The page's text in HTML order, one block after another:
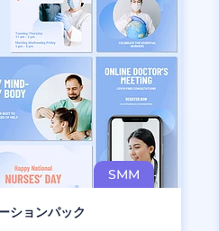
ションパック